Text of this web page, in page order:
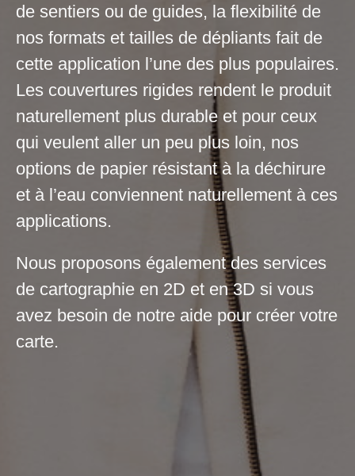
de sentiers ou de guides, la flexibilité de
nos formats et tailles de dépliants fait de
cette application l’une des plus populaires.
Les couvertures rigides rendent le produit
naturellement plus durable et pour ceux
qui veulent aller un peu plus loin, nos
options de papier résistant à la déchirure
et à l’eau conviennent naturellement à ces
applications.
Nous proposons également des services
de cartographie en 2D et en 3D si vous
avez besoin de notre aide pour créer votre
carte.